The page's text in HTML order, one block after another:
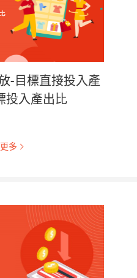
-目標直接投入產
投入產出比
多